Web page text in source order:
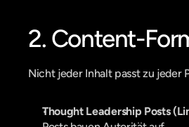
2. Content-
Nicht jeder Inhalt passt zu jeder
Thought Leadership Posts